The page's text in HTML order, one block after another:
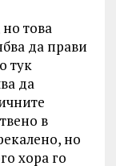
това
да прави
тук
да
в
но
хора го